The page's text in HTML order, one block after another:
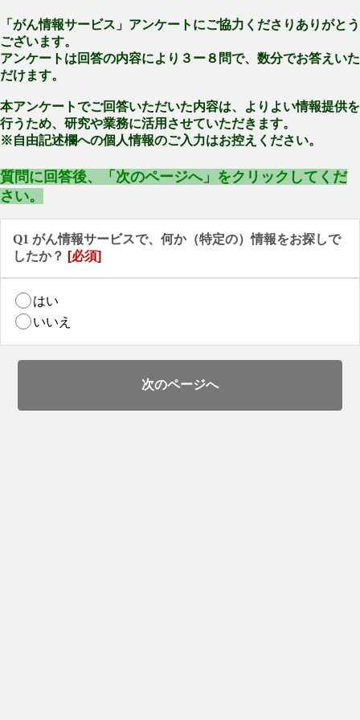
「がん情報サービス」アンケートにご協力くださりありがとう
ございます。
アンケートは回答の内容により３ー８問で、数分でお答えいた
だけます。
本アンケートでご回答いただいた内容は、よりよい情報提供を
行うため、研究や業務に活用させていただきます。
※自由記述欄への個人情報のご入力はお控えください。
質問に回答後、「次のページへ」をクリックしてくだ
さい。
Q1 がん情報サービスで、何か（特定の）情報をお探しで
したか？ [必須]
はい
いいえ